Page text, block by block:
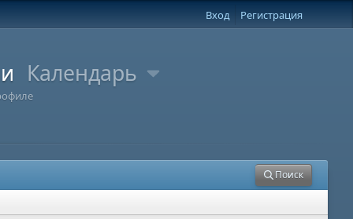
Вход Регистрация
Календарь
Поиск